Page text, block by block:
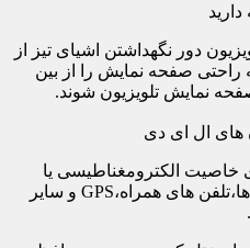
دور نگهداشتن اشیای تیز از
راحتی صفحه نمایش را از بین
نمایش تلویزیون شوند.
خاصیت الکترومغناطیسی یا
الکتریسیته ساکن هستند مانند فن ها،تلفن های همراه،GPS و سایر